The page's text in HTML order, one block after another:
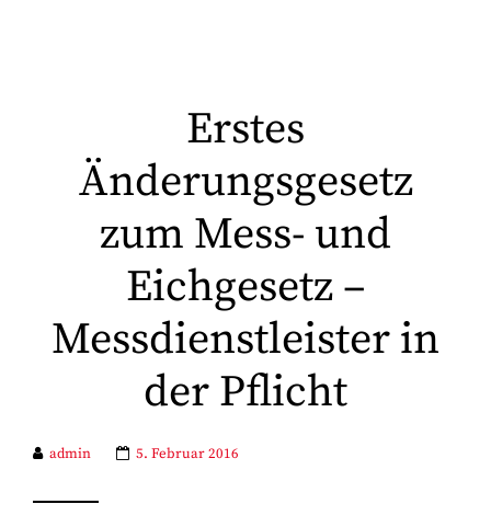
Erstes
Änderungsgesetz
zum Mess- und
Eichgesetz –
Messdienstleister in
der Pflicht
admin 5. Februar 2016